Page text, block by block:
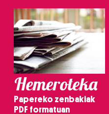
Hemeroteka
Papereko zenbakiak
PDF formatuan